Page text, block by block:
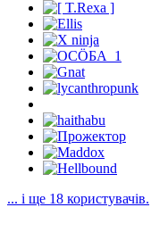
... і ще 18 користувачів.